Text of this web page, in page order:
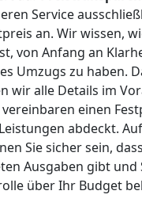
Service
an. Wir wissen,
von Anfang an
Umzugs zu haben.
wir alle Details im
einen
abdeckt.
Sie sicher sein,
Ausgaben gibt und
über Ihr Budget